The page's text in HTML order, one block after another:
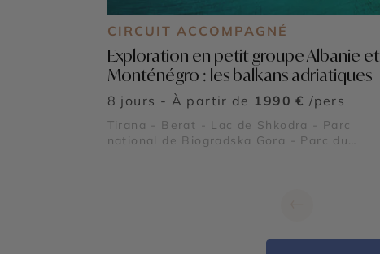
CIRCUIT ACCOMPAGNÉ
Exploration en petit groupe Albanie et
Monténégro : les balkans adriatiques
8 jours - À partir de 1990 € /pers
Tirana - Berat - Lac de Shkodra - Parc
national de Biogradska Gora - Parc du